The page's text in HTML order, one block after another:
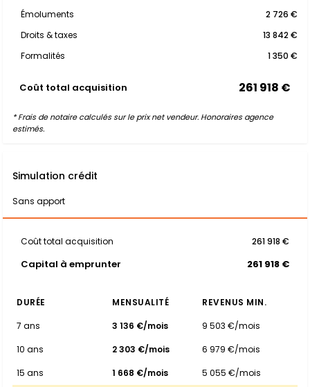
Émoluments
2 726 €
Droits & taxes
13 842 €
Formalités
1 350 €
Coût total acquisition 261 918 €
* Frais de notaire calculés sur le prix net vendeur. Honoraires agence
estimés.
Simulation crédit
Sans apport
Coût total acquisition 261 918 €
Capital à emprunter 261 918 €
DURÉE MENSUALITÉ
REVENUS MIN.
7 ans
3 136 €/mois
9 503 €/mois
10 ans
2 303 €/mois
6 979 €/mois
15 ans
1 668 €/mois 5 055 €/mois